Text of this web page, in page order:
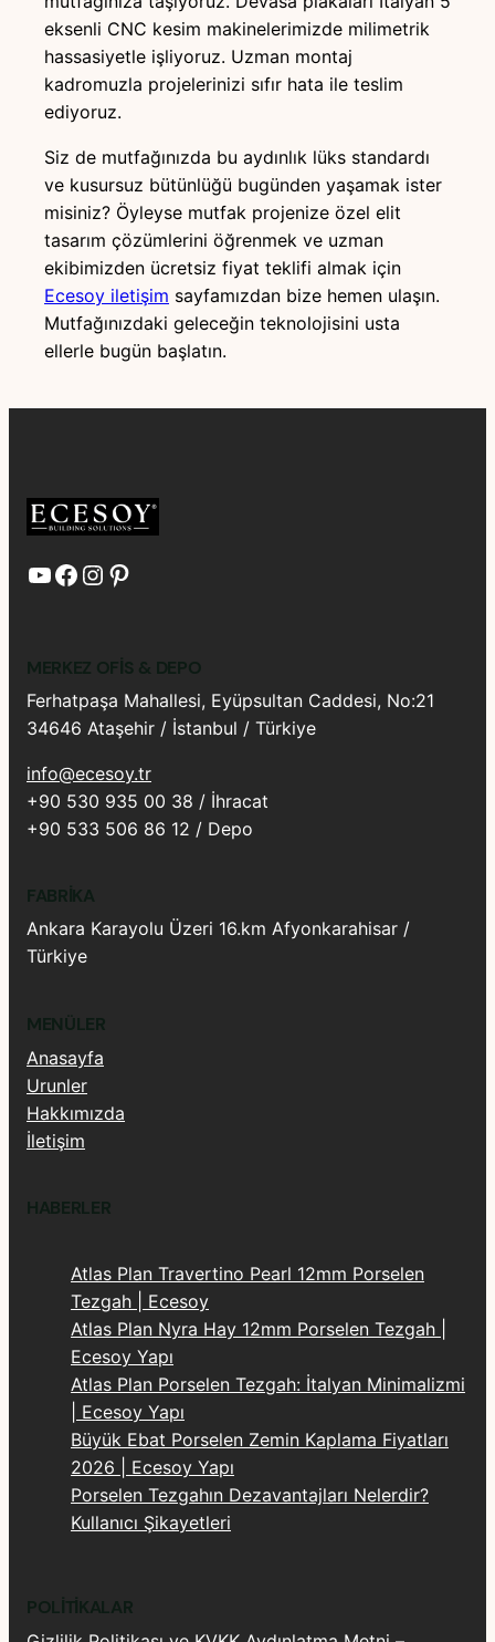
eksenli CNC kesim makinelerimizde milimetrik
hassasiyetle işliyoruz. Uzman montaj
kadromuzla projelerinizi sıfır hata ile teslim
ediyoruz.
Siz de mutfağınızda bu aydınlık lüks standardı
ve kusursuz bütünlüğü bugünden yaşamak ister
misiniz? Öyleyse mutfak projenize özel elit
tasarım çözümlerini öğrenmek ve uzman
ekibimizden ücretsiz fiyat teklifi almak için
Ecesoy iletişim sayfamızdan bize hemen ulaşın.
Mutfağınızdaki geleceğin teknolojisini usta
ellerle bugün başlatın.
YouTube Facebook Instagram Pinterest
MERKEZ OFIS & DEPO
Ferhatpaşa Mahallesi, Eyüpsultan Caddesi, No:21
34646 Ataşehir / İstanbul / Türkiye
info@ecesoy.tr
+90 530 935 00 38 / İhracat
+90 533 506 86 12 / Depo
FABRIKA
Ankara Karayolu Üzeri 16.km Afyonkarahisar /
Türkiye
MENÜLER
Anasayfa
Urunler
Hakkımızda
İletişim
HABERLER
Atlas Plan Travertino Pearl 12mm Porselen
Tezgah | Ecesoy
Atlas Plan Nyra Hay 12mm Porselen Tezgah |
Ecesoy Yapı
Atlas Plan Porselen Tezgah: İtalyan Minimalizmi
| Ecesoy Yapı
Büyük Ebat Porselen Zemin Kaplama Fiyatları
2026 | Ecesoy Yapı
Porselen Tezgahın Dezavantajları Nelerdir?
Kullanıcı Şikayetleri
POLITIKALAR